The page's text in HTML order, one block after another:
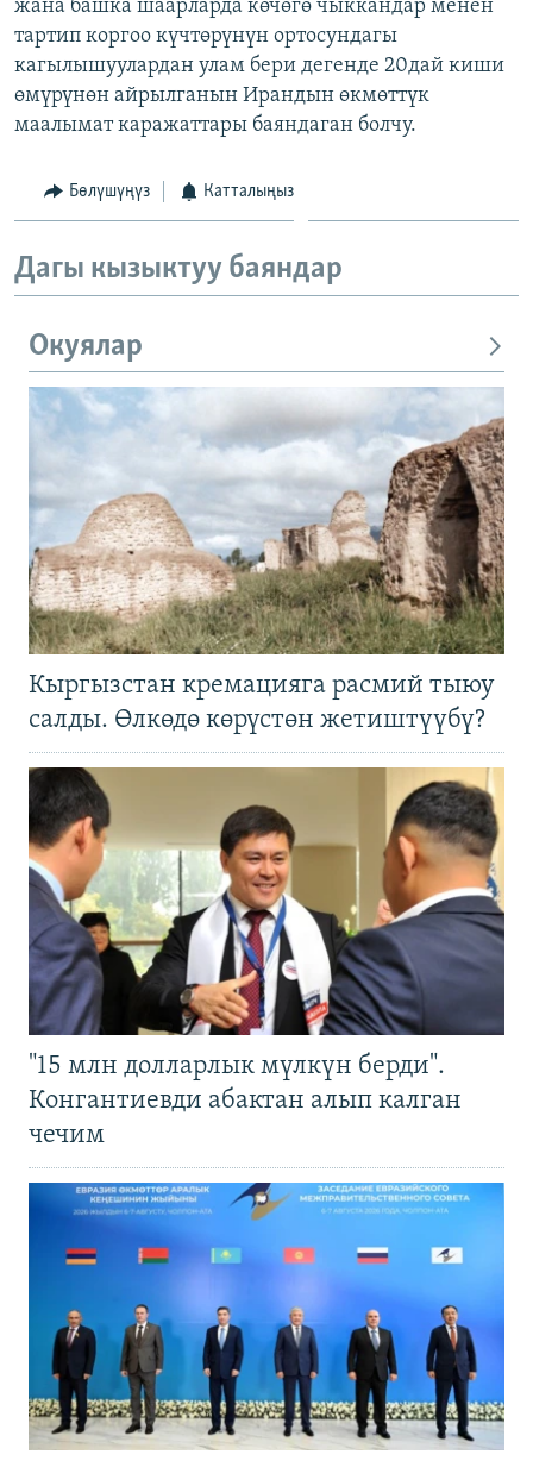
жана башка шаарларда көчөгө чыккандар менен
тартип коргоо күчтөрүнүн ортосундагы
кагылышуулардан улам бери дегенде 20дай киши
өмүрүнөн айрылганын Ирандын өкмөттүк
маалымат каражаттары баяндаган болчу.
Бөлүшүңүз Катталыңыз
Дагы кызыктуу баяндар
Окуялар
Кыргызстан кремацияга расмий тыюу
салды. Өлкөдө көрүстөн жетиштүүбү?
"15 млн долларлык мүлкүн берди".
Конгантиевди абактан алып калган
чечим